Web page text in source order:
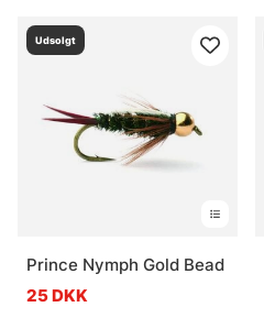
Udsolgt
Prince Nymph Gold Bead
25 DKK